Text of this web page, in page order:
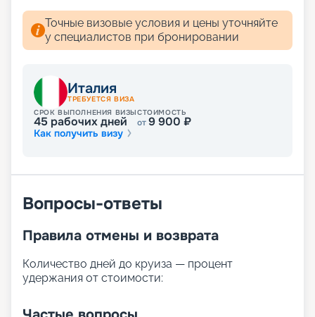
Точные визовые условия и цены уточняйте
у специалистов при бронировании
Италия
ТРЕБУЕТСЯ ВИЗА
СРОК ВЫПОЛНЕНИЯ ВИЗЫ
45 рабочих дней
СТОИМОСТЬ
от9 900 ₽
Как получить визу
Вопросы-ответы
Правила отмены и возврата
Количество дней до круиза — процент
удержания от стоимости: